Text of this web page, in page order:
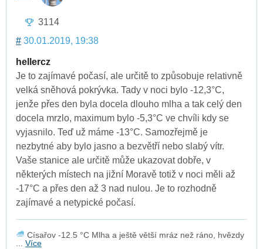
3114
# 30.01.2019, 19:38
hellercz
Je to zajímavé počasí, ale určitě to způsobuje relativně
velká sněhová pokrývka. Tady v noci bylo -12,3°C,
jenže přes den byla docela dlouho mlha a tak celý den
docela mrzlo, maximum bylo -5,3°C ve chvíli kdy se
vyjasnilo. Teď už máme -13°C. Samozřejmě je
nezbytné aby bylo jasno a bezvětří nebo slabý vítr.
Vaše stanice ale určitě může ukazovat dobře, v
některých místech na jižní Moravě totiž v noci měli až
-17°C a přes den až 3 nad nulou. Je to rozhodně
zajímavé a netypické počasí.
Císařov -12.5 °C Mlha a ještě větší mráz než ráno, hvězdy
... Více